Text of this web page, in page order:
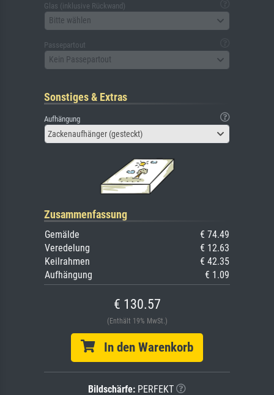
Glas (inklusive Rückwand)
Bitte wählen
Passepartout
Kein Passepartout
Sonstiges & Extras
Aufhängung
Zackenaufhänger (gesteckt)
Zusammenfassung
Gemälde
€ 74.49
Veredelung
€ 12.63
Keilrahmen
€ 42.35
Aufhängung
€ 1.09
€ 130.57
(Enthält 19% MwSt.)
In den Warenkorb
Bildschärfe: PERFEKT